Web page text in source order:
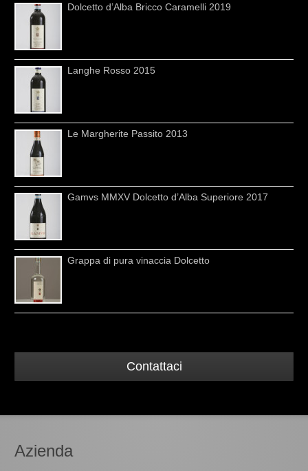
Dolcetto d’Alba Bricco Caramelli 2019
Langhe Rosso 2015
Le Margherite Passito 2013
Gamvs MMXV Dolcetto d’Alba Superiore 2017
Grappa di pura vinaccia Dolcetto
Contattaci
Azienda